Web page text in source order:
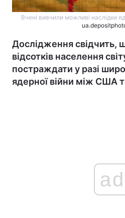
Вчені вивчили можливі наслідки
Дослідження
відсотків населення
постраждати у разі
ядерної війни між США
ad